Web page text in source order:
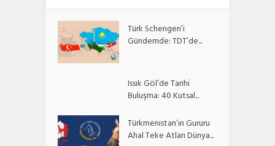
Türk Schengen’i
Gündemde: TDT’de...
Issık Göl’de Tarihi
Buluşma: 40 Kutsal...
Türkmenistan’ın Gururu
Ahal Teke Atları Dünya...